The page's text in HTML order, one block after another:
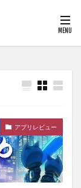
アプリレビュー